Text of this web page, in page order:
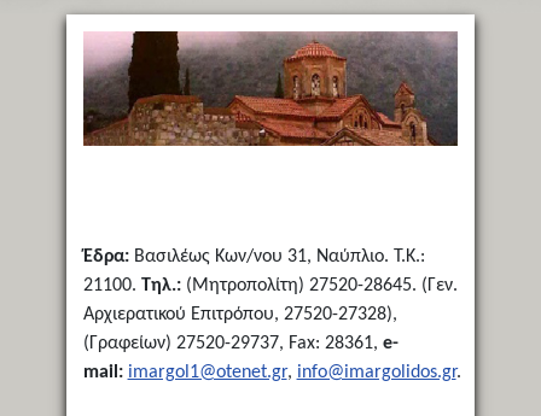
Έδρα:Βασιλέως Κων/νου 31, Ναύπλιο. Τ.Κ.:
21100. Τηλ.:(Μητροπολίτη) 27520-28645. (Γεν.
Αρχιερατικού Επιτρόπου, 27520-27328),
(Γραφείων) 27520-29737, Fax: 28361, e-
mail: imargol1@otenet.gr, info@imargolidos.gr.